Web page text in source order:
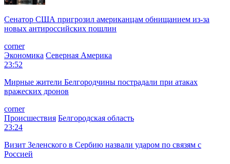
Сенатор США пригрозил американцам обнищанием из-за
новых антироссийских пошлин
corner
Экономика Северная Америка
23:52
Мирные жители Белгородчины пострадали при атаках
вражеских дронов
corner
Происшествия Белгородская область
23:24
Визит Зеленского в Сербию назвали ударом по связям с
Россией